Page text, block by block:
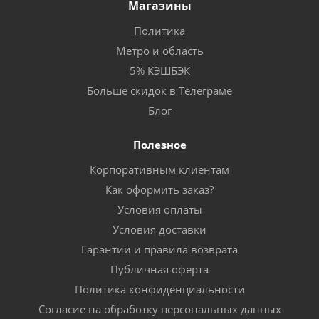
Магазины
Политика
Метро и область
5% КЭШБЭК
Больше скидок в Телеграме
Блог
Полезное
Корпоративным клиентам
Как оформить заказ?
Условия оплаты
Условия доставки
Гарантии и правила возврата
Публичная оферта
Политика конфиденциальности
Согласие на обработку персональных данных